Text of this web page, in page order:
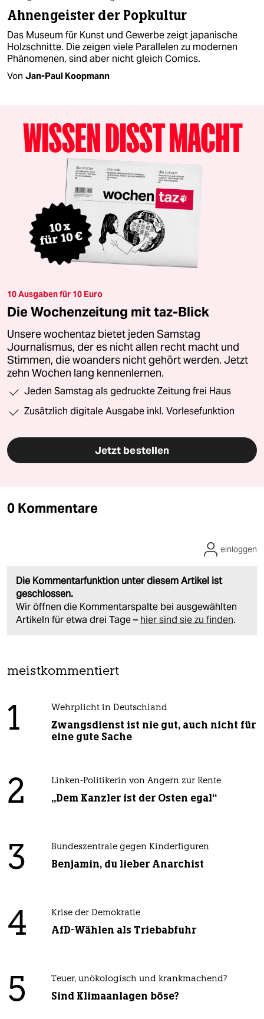
Ahnengeister der Popkultur
Das Museum für Kunst und Gewerbe zeigt japanische
Holzschnitte. Die zeigen viele Parallelen zu modernen
Phänomenen, sind aber nicht gleich Comics.
Von Jan-Paul Koopmann
10 Ausgaben für 10 Euro
Die Wochenzeitung mit taz-Blick
Unsere wochentaz bietet jeden Samstag
Journalismus, der es nicht allen recht macht und
Stimmen, die woanders nicht gehört werden. Jetzt
zehn Wochen lang kennenlernen.
Jeden Samstag als gedruckte Zeitung frei Haus
Zusätzlich digitale Ausgabe inkl. Vorlesefunktion
Jetzt bestellen
0 Kommentare
Die Kommentarfunktion unter diesem Artikel ist
geschlossen.
Wir öffnen die Kommentarspalte bei ausgewählten
Artikeln für etwa drei Tage – hier sind sie zu finden.
einloggen
meistkommentiert
1 Wehrplicht in Deutschland
Zwangsdienst ist nie gut, auch nicht für
eine gute Sache
2 Linken-Politikerin von Angern zur Rente
„Dem Kanzler ist der Osten egal“
3 Bundeszentrale gegen Kinderfiguren
Benjamin, du lieber Anarchist
4 Krise der Demokratie
AfD-Wählen als Triebabfuhr
5 Teuer, unökologisch und krankmachend?
Sind Klimaanlagen böse?